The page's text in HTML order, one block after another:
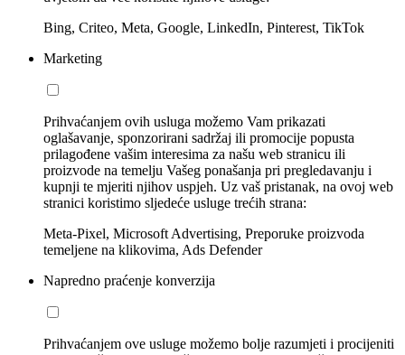
Bing, Criteo, Meta, Google, LinkedIn, Pinterest, TikTok
Marketing
Prihvaćanjem ovih usluga možemo Vam prikazati
oglašavanje, sponzorirani sadržaj ili promocije popusta
prilagođene vašim interesima za našu web stranicu ili
proizvode na temelju Vašeg ponašanja pri pregledavanju i
kupnji te mjeriti njihov uspjeh. Uz vaš pristanak, na ovoj web
stranici koristimo sljedeće usluge trećih strana:
Meta-Pixel, Microsoft Advertising, Preporuke proizvoda
temeljene na klikovima, Ads Defender
Napredno praćenje konverzija
Prihvaćanjem ove usluge možemo bolje razumjeti i procijeniti